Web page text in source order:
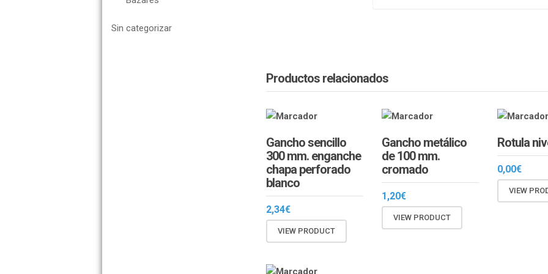
Productos relacionados
Gancho sencillo
300 mm. enganche
chapa perforado
blanco
2,34€
VIEW PRODUCT
Gancho metálico
de 100 mm.
cromado
1,20€
VIEW PRODUCT
Rotula
0,00€
VIEW
Sin categorizar